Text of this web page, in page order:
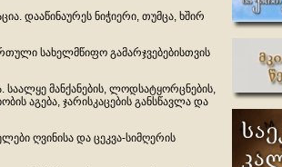
დააწინაურეს ნიჭიერი, თუმცა, ხშირ
სახელმწიფო გამარჯვებებისთვის
მანქანების, ლოდსატყორცნების,
აგება, ჯარისკაცების განსწავლა და
ღვინისა და ცეკვა-სიმღერის